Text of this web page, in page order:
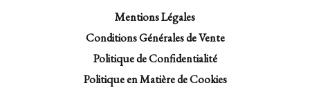
Mentions Légales
Conditions Générales de Vente
Politique de Confidentialité
Politique en Matière de Cookies